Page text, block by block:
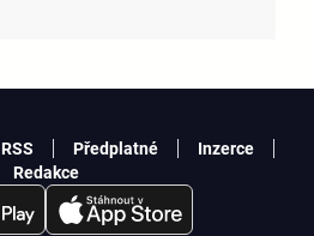
RSS Předplatné
Inzerce
Redakce